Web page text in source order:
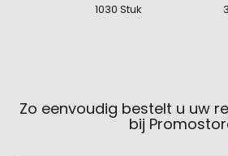
1030 Stuk
Zo eenvoudig bestelt u uw
bij